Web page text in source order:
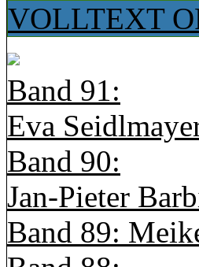
VOLLTEXT
Band 91:
Eva
Band 90:
Jan-Pieter
Band 89: